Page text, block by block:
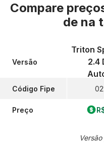
Compare
de na
Versão
Código Fipe
Preço
Triton
2.4